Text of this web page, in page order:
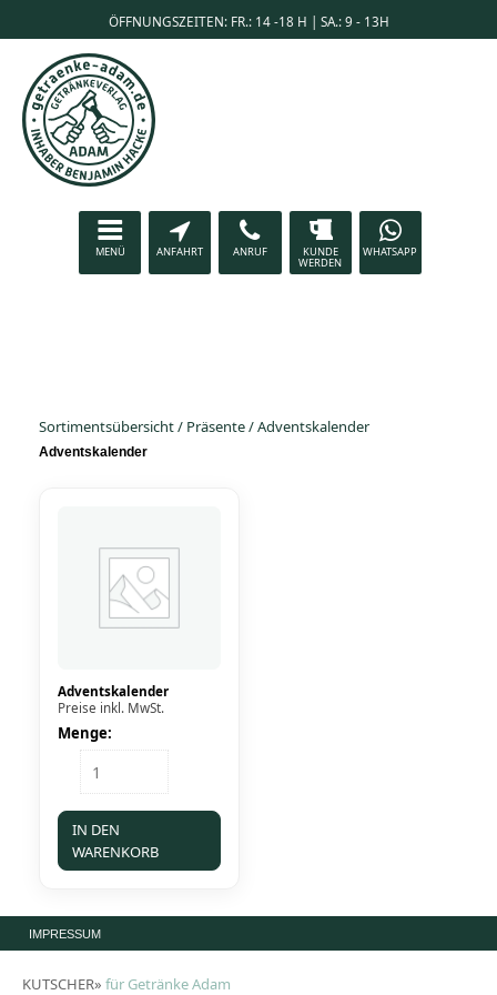
ÖFFNUNGSZEITEN: FR.: 14 -18 H | SA.: 9 - 13H
MENÜ ANFAHRT ANRUF KUNDE
WERDEN
WHATSAPP
Sortimentsübersicht/ Präsente/Adventskalender
Adventskalender
Adventskalender
Preise inkl. MwSt.
Menge:
Adventskalender
Menge
IN DEN
WARENKORB
IMPRESSUM
KUTSCHER» für Getränke Adam